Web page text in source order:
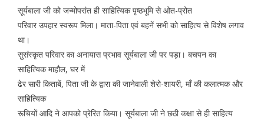
सूर्यबाला जी को जन्मोपरांत ही साहित्यिक पृष्ठभूमि से ओत-प्रोत
परिवार उपहार स्वरूप मिला। माता-पिता एवं बहनें सभी को साहित्य से विशेष लगाव
था।
सुसंस्कृत परिवार का अनायास प्रभाव सूर्यबाला जी पर पड़ा। बचपन का
साहित्यिक माहौल, घर में
ढेर सारी किताबें, पिता जी के द्वारा की जानेवाली शेरो-शायरी, माँ की कलात्मक और
साहित्यिक
रूचियों आदि ने आपको प्रेरित किया। सूर्यबाला जी ने छठी कक्षा से ही साहित्य